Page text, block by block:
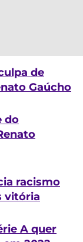
de
Gaúcho
do
racismo
vitória
A quer